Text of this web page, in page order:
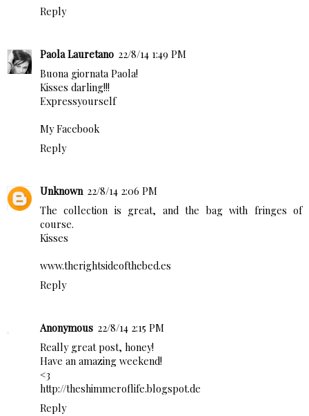
Reply
Paola Lauretano 22/8/14 1:49 PM
Buona giornata Paola!
Kisses darling!!!
Expressyourself
My Facebook
Reply
Unknown 22/8/14 2:06 PM
The collection is great, and the bag with fringes of
course.
Kisses
www.therightsideofthebed.es
Reply
Anonymous 22/8/14 2:15 PM
Really great post, honey!
Have an amazing weekend!
<3
http://theshimmeroflife.blogspot.de
Reply